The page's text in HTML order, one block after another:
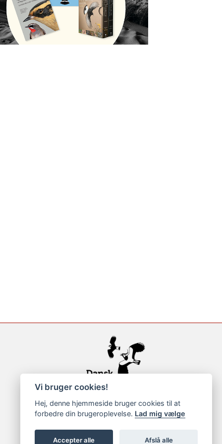
Vi bruger cookies!
Hej, denne hjemmeside bruger cookies til at
forbedre din brugeroplevelse. Lad mig vælge
Accepter alle Afslå alle